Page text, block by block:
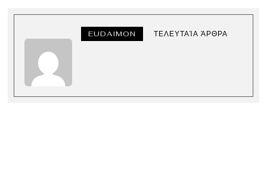
EUDAIMON ΤΕΛΕΥΤΑΊΑ ΆΡΘΡΑ